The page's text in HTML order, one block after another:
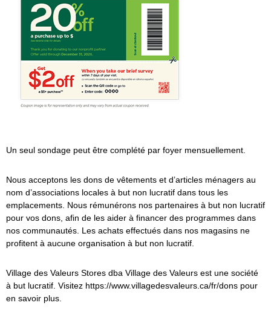
Un seul sondage peut être complété par foyer mensuellement.
Nous acceptons les dons de vêtements et d’articles ménagers au
nom d’associations locales à but non lucratif dans tous les
emplacements. Nous rémunérons nos partenaires à but non lucratif
pour vos dons, afin de les aider à financer des programmes dans
nos communautés. Les achats effectués dans nos magasins ne
profitent à aucune organisation à but non lucratif.
Village des ValeursStores dba Village des Valeursest une société
à but lucratif. Visitez https://www.villagedesvaleurs.ca/fr/dons pour
en savoir plus.